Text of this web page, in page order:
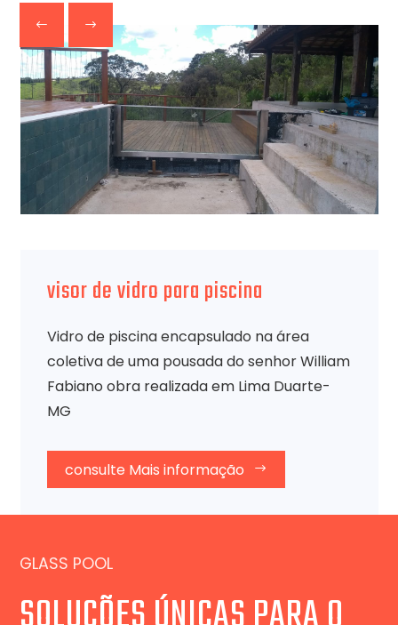
visor de vidro para piscina
Vidro de piscina encapsulado na área
coletiva de uma pousada do senhor William
Fabiano obra realizada em Lima Duarte-
MG
consulte Mais informação
GLASS POOL